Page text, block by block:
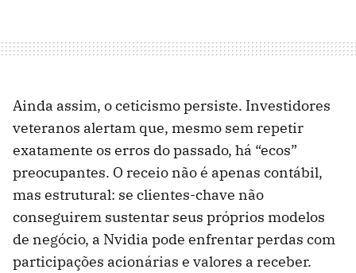
Ainda assim, o ceticismo persiste. Investidores
veteranos alertam que, mesmo sem repetir
exatamente os erros do passado, há “ecos”
preocupantes. O receio não é apenas contábil,
mas estrutural: se clientes-chave não
conseguirem sustentar seus próprios modelos
de negócio, a Nvidia pode enfrentar perdas com
participações acionárias e valores a receber.